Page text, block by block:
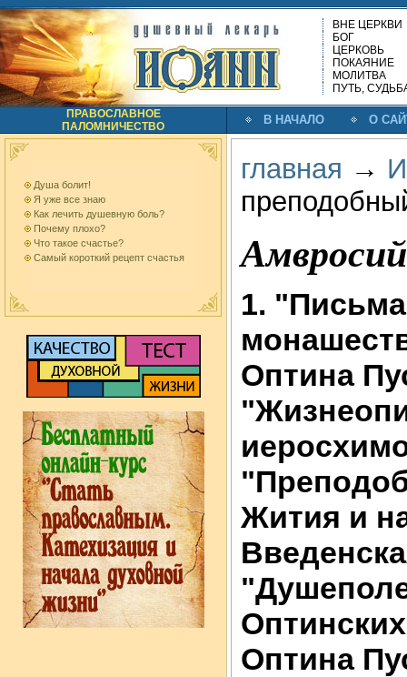
ВНЕ ЦЕРКВИ
БОГ
ЦЕРКОВЬ
ПОКАЯНИЕ
МОЛИТВА
ПУТЬ,
ПРАВОСЛАВНОЕ
ПАЛОМНИЧЕСТВО
В НАЧАЛО О
Душа болит!
Я уже все знаю
Как лечить душевную боль?
Почему плохо?
Что такое счастье?
Самый короткий рецепт счастья
главная →
1.
Оптина
Жития и
Оптина